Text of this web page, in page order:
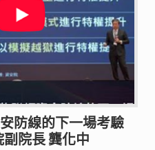
防線的下一場考驗
院長 龔化中